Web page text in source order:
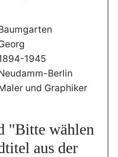
1945
Berlin
und Graphiker
"Bitte wählen
aus der